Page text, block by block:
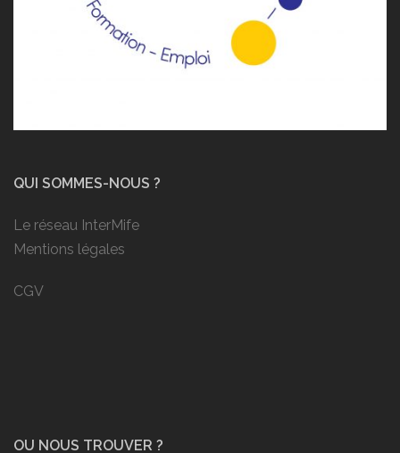
QUI SOMMES-NOUS ?
Le réseau InterMife
Mentions légales
CGV
OU NOUS TROUVER ?